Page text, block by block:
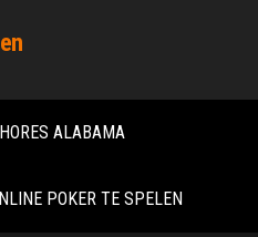
ALABAMA
POKER TE SPELEN